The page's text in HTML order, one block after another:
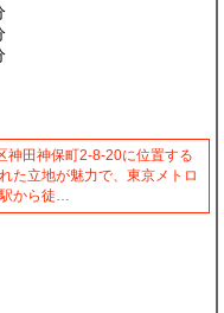
神田神保町2-8-20に位置する
た立地が魅力で、東京メトロ
から徒…